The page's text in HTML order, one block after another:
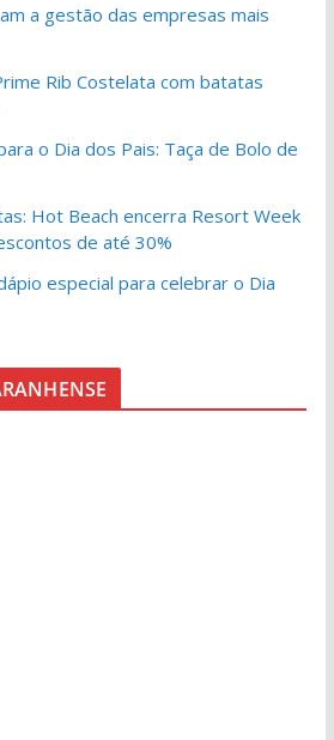
a gestão das empresas mais
Rib Costelata com batatas
o Dia dos Pais: Taça de Bolo de
Hot Beach encerra Resort Week
de até 30%
especial para celebrar o Dia